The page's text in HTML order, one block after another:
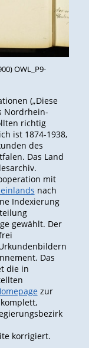
OWL_P9-
(„Diese
Nordrhein-
richtig
ist 1874-1938,
des
Das Land
mit
nach
Indexierung
gewählt. Der
Das
die in
zur
korrigiert.